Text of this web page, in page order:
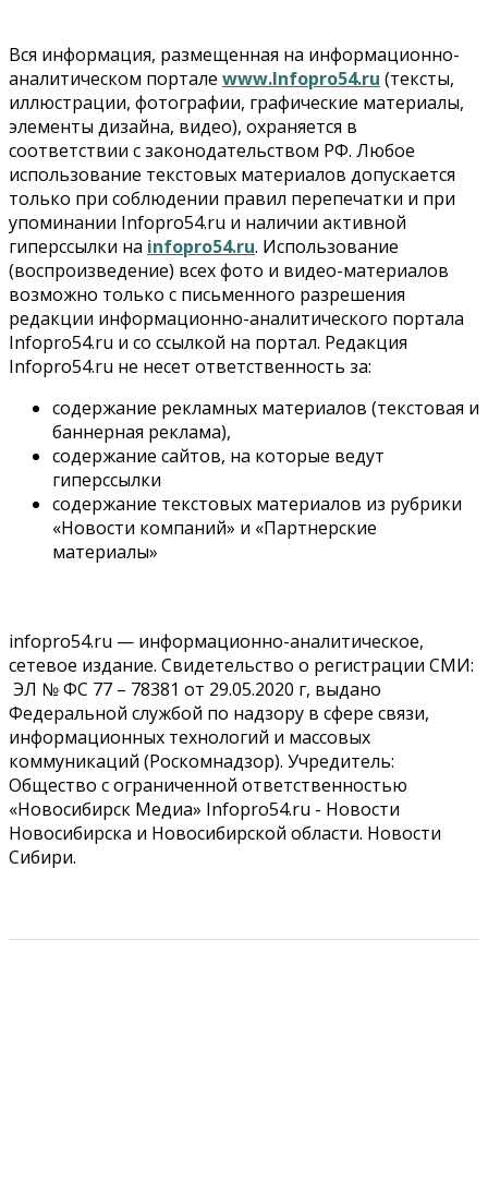
Вся информация, размещенная на информационно-
аналитическом портале www.Infopro54.ru (тексты,
иллюстрации, фотографии, графические материалы,
элементы дизайна, видео), охраняется в
соответствии с законодательством РФ. Любое
использование текстовых материалов допускается
только при соблюдении правил перепечатки и при
упоминании Infopro54.ru и наличии активной
гиперссылки на infopro54.ru. Использование
(воспроизведение) всех фото и видео-материалов
возможно только с письменного разрешения
редакции информационно-аналитического портала
Infopro54.ru и со ссылкой на портал. Редакция
Infopro54.ru не несет ответственность за:
содержание рекламных материалов (текстовая и
баннерная реклама),
содержание сайтов, на которые ведут
гиперссылки
содержание текстовых материалов из рубрики
«Новости компаний» и «Партнерские
материалы»
infopro54.ru — информационно-аналитическое,
сетевое издание. Свидетельство о регистрации СМИ:
ЭЛ № ФС 77 – 78381 от 29.05.2020 г, выдано
Федеральной службой по надзору в сфере связи,
информационных технологий и массовых
коммуникаций (Роскомнадзор). Учредитель:
Общество с ограниченной ответственностью
«Новосибирск Медиа» Infopro54.ru - Новости
Новосибирска и Новосибирской области. Новости
Сибири.